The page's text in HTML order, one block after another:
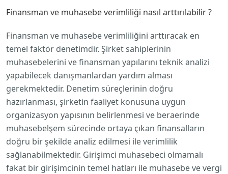
Finansman ve muhasebe verimliliği nasıl arttırılabilir ?
Finansman ve muhasebe verimliliğini arttıracak en
temel faktör denetimdir. Şirket sahiplerinin
muhasebelerini ve finansman yapılarını teknik analizi
yapabilecek danışmanlardan yardım alması
gerekmektedir. Denetim süreçlerinin doğru
hazırlanması, şirketin faaliyet konusuna uygun
organizasyon yapısının belirlenmesi ve beraerinde
muhasebelşem sürecinde ortaya çıkan finansalların
doğru bir şekilde analiz edilmesi ile verimlilik
sağlanabilmektedir. Girişimci muhasebeci olmamalı
fakat bir girişimcinin temel hatları ile muhasebe ve vergi